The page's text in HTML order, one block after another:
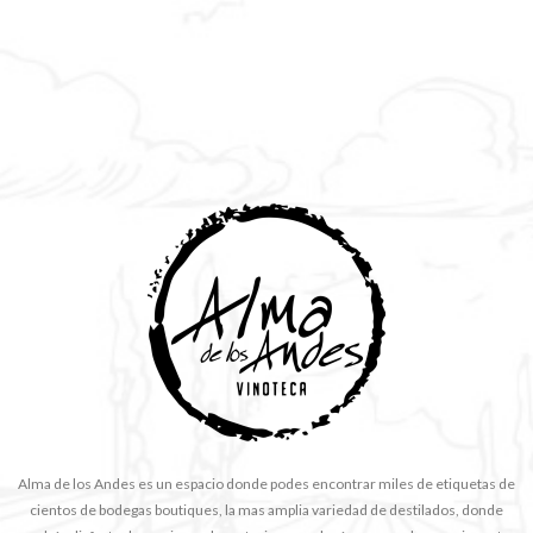
Alma de los Andes es un espacio donde podes encontrar miles de etiquetas de
cientos de bodegas boutiques, la mas amplia variedad de destilados, donde